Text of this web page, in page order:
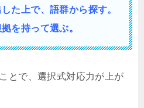
た上で、語群から探す。
を持って選ぶ。
とで、選択式対応力が上が